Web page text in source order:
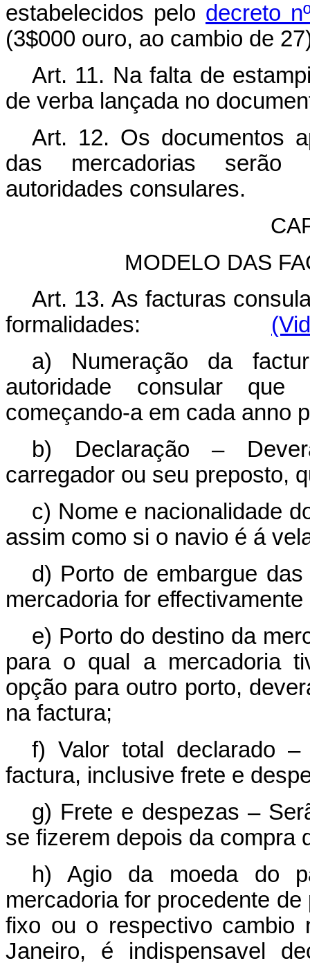
estabelecidos pelo decreto
(3$000 ouro, ao cambio de
Art. 11. Na falta de
de verba lançada no
Art. 12. Os documentos
das mercadorias serão
autoridades consulares.
MODELO DAS
Art. 13. As facturas
formalidades:
a) Numeração da
autoridade consular que
começando-a em cada anno
b) Declaração –
carregador ou seu preposto,
c) Nome e nacionalidade
assim como si o navio é á
d) Porto de embargue
mercadoria for
e) Porto do destino da
para o qual a mercadoria
opção para outro porto,
na factura;
f) Valor total declarado
factura, inclusive frete e
g) Frete e despezas –
se fizerem depois da compra
h) Agio da moeda do
mercadoria for procedente
fixo ou o respectivo
Janeiro, é indispensavel